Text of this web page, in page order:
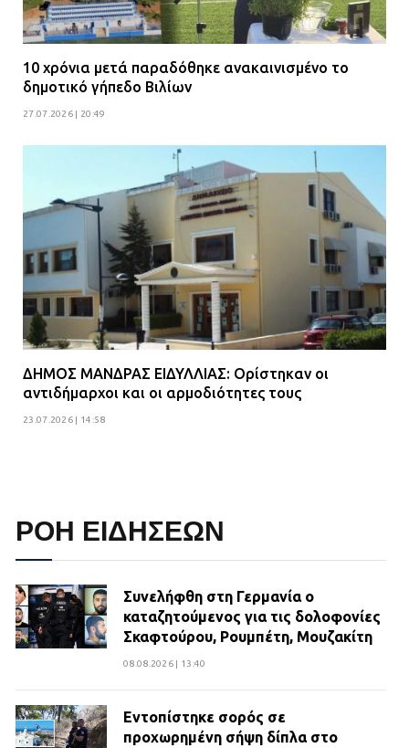
10 χρόνια μετά παραδόθηκε ανακαινισμένο το
δημοτικό γήπεδο Βιλίων
27.07.2026 | 20:49
ΔΗΜΟΣ ΜΑΝΔΡΑΣ ΕΙΔΥΛΛΙΑΣ: Ορίστηκαν οι
αντιδήμαρχοι και οι αρμοδιότητες τους
23.07.2026 | 14:58
ΡΟΗ ΕΙΔΗΣΕΩΝ
Συνελήφθη στη Γερμανία ο
καταζητούμενος για τις δολοφονίες
Σκαφτούρου, Ρουμπέτη, Μουζακίτη
08.08.2026 | 13:40
Εντοπίστηκε σορός σε
προχωρημένη σήψη δίπλα στο